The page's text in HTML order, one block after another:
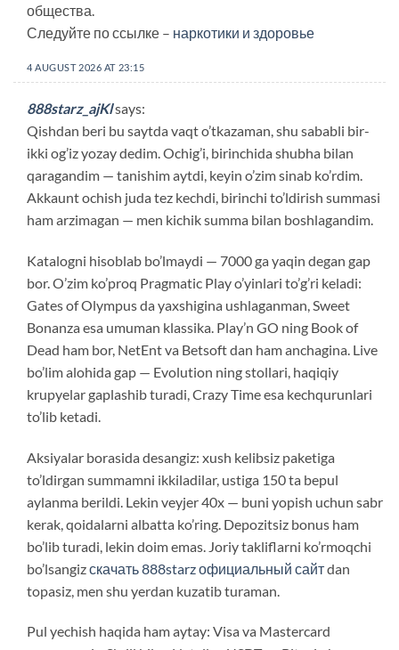
общества.
Следуйте по ссылке – наркотики и здоровье
4 AUGUST 2026 AT 23:15
888starz_ajKlsays:
Qishdan beri bu saytda vaqt o’tkazaman, shu sababli bir-
ikki og’iz yozay dedim. Ochig’i, birinchida shubha bilan
qaragandim — tanishim aytdi, keyin o’zim sinab ko’rdim.
Akkaunt ochish juda tez kechdi, birinchi to’ldirish summasi
ham arzimagan — men kichik summa bilan boshlagandim.
Katalogni hisoblab bo’lmaydi — 7000 ga yaqin degan gap
bor. O’zim ko’proq Pragmatic Play o’yinlari to’g’ri keladi:
Gates of Olympus da yaxshigina ushlaganman, Sweet
Bonanza esa umuman klassika. Play’n GO ning Book of
Dead ham bor, NetEnt va Betsoft dan ham anchagina. Live
bo’lim alohida gap — Evolution ning stollari, haqiqiy
krupyelar gaplashib turadi, Crazy Time esa kechqurunlari
to’lib ketadi.
Aksiyalar borasida desangiz: xush kelibsiz paketiga
to’ldirgan summamni ikkiladilar, ustiga 150 ta bepul
aylanma berildi. Lekin veyjer 40x — buni yopish uchun sabr
kerak, qoidalarni albatta ko’ring. Depozitsiz bonus ham
bo’lib turadi, lekin doim emas. Joriy takliflarni ko’rmoqchi
bo’lsangizскачать 888starz официальный сайтdan
topasiz, men shu yerdan kuzatib turaman.
Pul yechish haqida ham aytay: Visa va Mastercard